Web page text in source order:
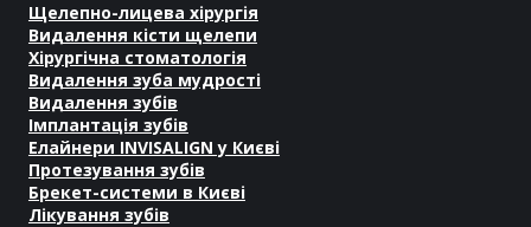
Щелепно-лицева хірургія
Видалення кісти щелепи
Хірургічна стоматологія
Видалення зуба мудрості
Видалення зубів
Імплантація зубів
Елайнери INVISALIGN у Києві
Протезування зубів
Брекет-системи в Києві
Лікування зубів